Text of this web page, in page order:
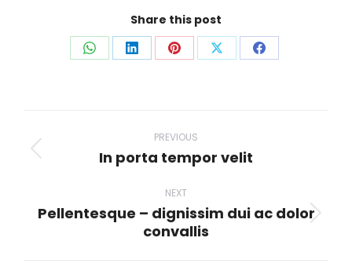
Share this post
Share Share Share Share Share
navigation
PREVIOUS
Previous
In porta tempor velit
NEXT
Next
Pellentesque – dignissim dui ac dolor
convallis